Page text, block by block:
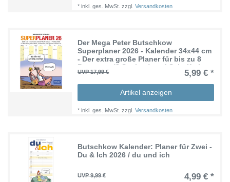
*inkl. ges. MwSt. zzgl.Versandkosten
Der Mega Peter Butschkow
Superplaner 2026 - Kalender 34x44 cm
- Der extra große Planer für bis zu 8
Personen (8 Spalten) und Schulferien
UVP 17,99 € 5,99 € *
Artikel anzeigen
*inkl. ges. MwSt. zzgl.Versandkosten
Butschkow Kalender: Planer für Zwei -
Du & Ich 2026 / du und ich
UVP 9,99 € 4,99 € *